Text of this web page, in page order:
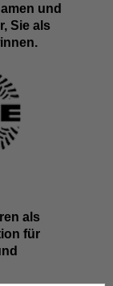
und
Sie als
als
für